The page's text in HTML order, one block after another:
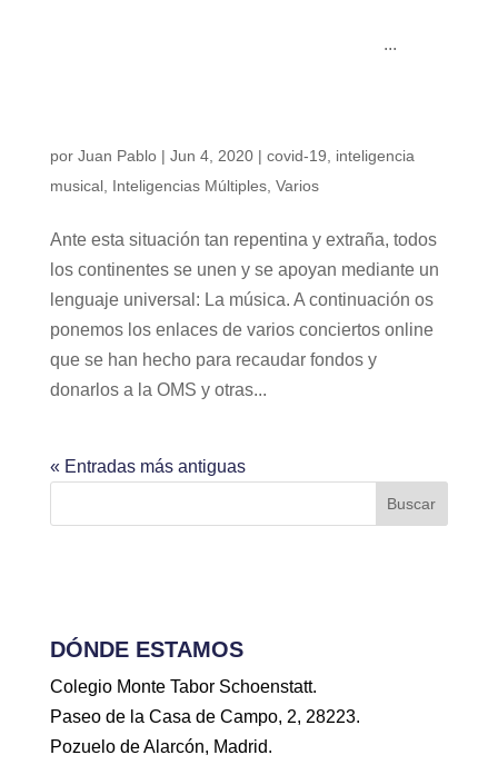
...
por Juan Pablo| Jun 4, 2020| covid-19
inteligencia
musical, Inteligencias Múltiples, Varios
Ante esta situación tan repentina y extraña, todos
los continentes se unen y se apoyan mediante un
lenguaje universal: La música. A continuación os
ponemos los enlaces de varios conciertos online
que se han hecho para recaudar fondos y
donarlos a la OMS y otras...
« Entradas más antiguas
Buscar
DÓNDE ESTAMOS
Colegio Monte Tabor Schoenstatt.
Paseo de la Casa de Campo, 2, 28223.
Pozuelo de Alarcón, Madrid.